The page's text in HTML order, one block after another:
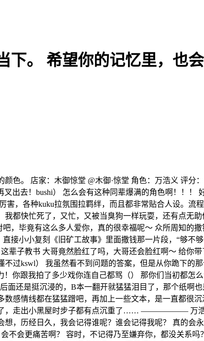
下。 希望你的记忆里，也
色。 店家：木御惊堂 @木御·惊堂 角色：万浩义 评分
出去！bushi） 怎么会有这种同辈爆满的角色啊！！！
，各种kuku拉氛围拉羁绊，而且都非常贴合人设。流
都快忙死了，又忙，又被当臭狗一样玩耍，还有点无
，毕竟有这么多人爱你，真的很幸福呢～ 众所周知的
接小小复刻《旧矿工故事》里面撒钱那一片段，“够不
辈子教书 大哥竟然脸红了吗，大哥还会脸红啊～ 给你
不过kswl） 我虽然看不到问题的答案，但是从你跪下的
你跟我拍了多少戏你连自己都骂（） 那你们当初都怎
面还是挺沉浸的，B本一翻开就猛猛泪目了，那个纸啊
感情线都在猛猛蹭吧，再加上一些文本，是一直都很
了，走出小黑屋时步子都有点沉重了…… —————— 万浩
，历经日久，我会记得谁呢？谁会记得我呢？ 真的会
更痛苦啊？ 容时，不记得乃至嫌弃你，都没关系吗